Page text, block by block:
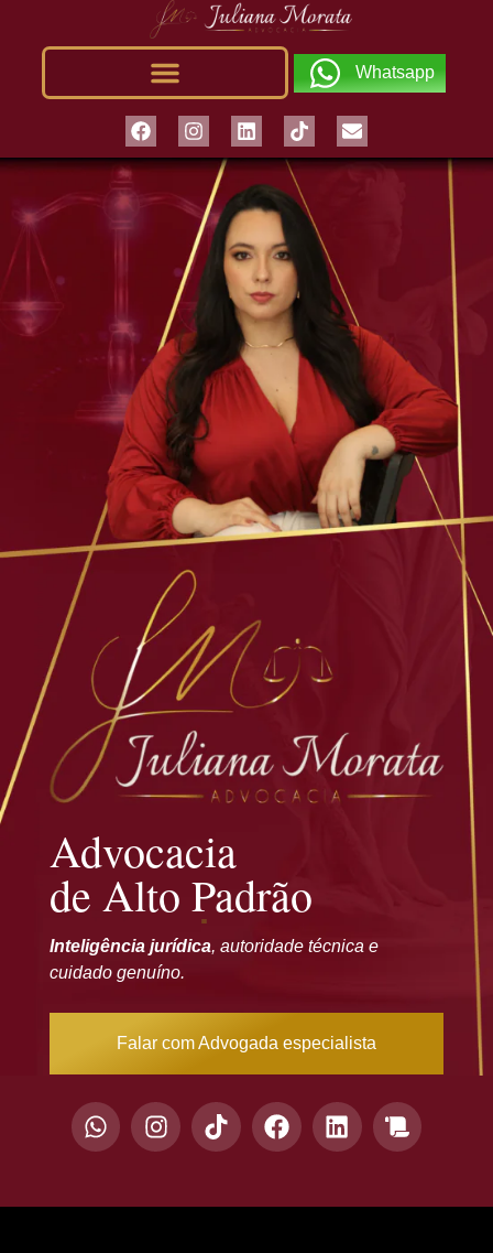
Whatsapp
Advocacia
de Alto Padrão
Inteligência jurídica, autoridade técnica e
cuidado genuíno.
Falar com Advogada especialista